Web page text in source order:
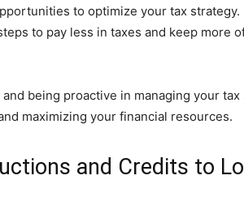
to optimize your tax strategy.
to pay less in taxes and keep more
being proactive in managing your tax
maximizing your financial resources.
and Credits to